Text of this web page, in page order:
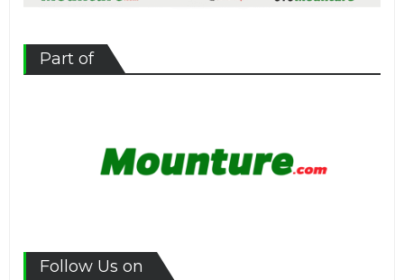
Part of
Follow Us on